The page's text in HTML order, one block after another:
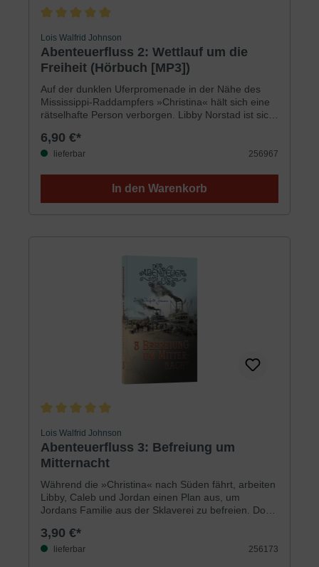
Lois Walfrid Johnson
Abenteuerfluss 2: Wettlauf um die
Freiheit (Hörbuch [MP3])
Auf der dunklen Uferpromenade in der Nähe des
Mississippi-Raddampfers »Christina« hält sich eine
rätselhafte Person verborgen. Libby Norstad ist sich
Sklavenhändler Riggs ist, der geschworen hat, dass
ihm kein Sklave jemals lebendig entkommen wird.
dem Dampfschiff ihres Vaters?Voller Angst, dass
Riggs versuchen könnte, verkleidet an Bord der
»Christina« zu gelangen, beobachten Libby und
Ulrike Duinmeyer-BolikLaufzeit: 399 Minuten
6,90 €*
lieferbar 256967
In den Warenkorb
Lois Walfrid Johnson
Abenteuerfluss 3: Befreiung um
Mitternacht
Während die »Christina« nach Süden fährt, arbeiten
Libby, Caleb und Jordan einen Plan aus, um
Jordans Familie aus der Sklaverei zu befreien. Doch
Gefängnis eventuell auf die »Christina« geschlichen
hat, tauchen Schwierigkeiten auf. Dann belauscht
3,90 €*
lieferbar 256173